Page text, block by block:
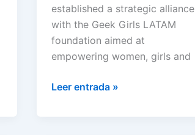
established a strategic alliance
with the Geek Girls LATAM
foundation aimed at
empowering women, girls and
Leer entrada »